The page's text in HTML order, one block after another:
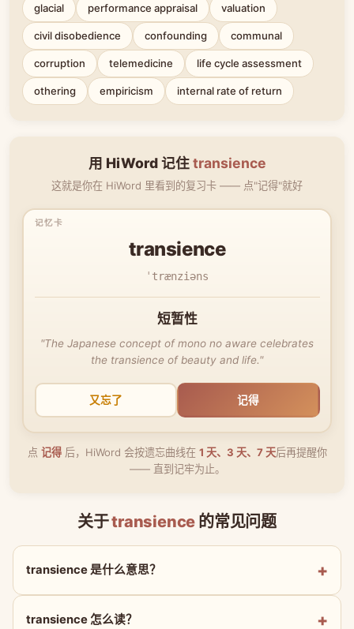
glacial performance appraisal valuation
civil disobedience confounding communal
corruption telemedicine life cycle assessment
othering empiricism internal rate of return
用 HiWord 记住transience
这就是你在 HiWord 里看到的复习卡 —— 点"记得"就好
transience
ˈtrænziəns
短暂性
"The Japanese concept of mono no aware celebrates
the transience of beauty and life."
又忘了 记得
点 记得后，HiWord 会按遗忘曲线在 1 天、3 天、7 天后再提醒你
—— 直到记牢为止。
关于transience 的常见问题
transience 是什么意思？
transience 怎么读？